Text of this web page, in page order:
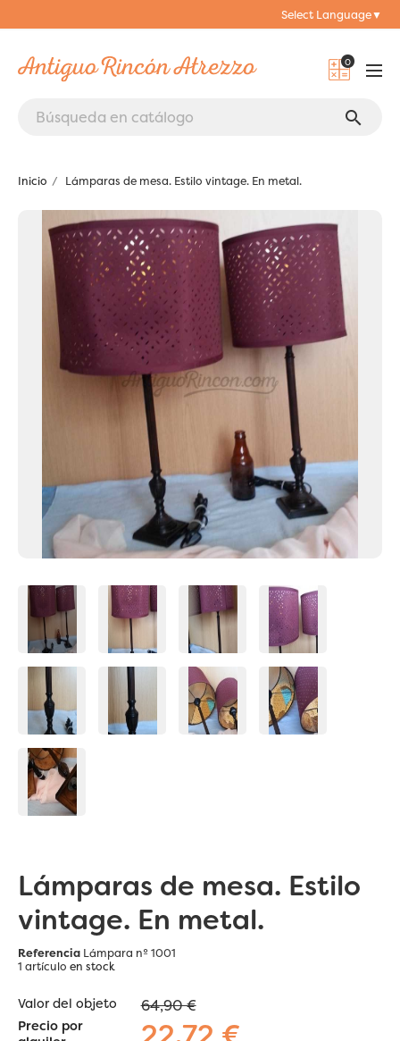
Select Language▼
0
search
Inicio Lámparas de mesa. Estilo vintage. En metal.
Lámparas de mesa. Estilo
vintage. En metal.
Referencia Lámpara nº 1001
1 artículo en stock
Valor del objeto 64,90 €
Precio por